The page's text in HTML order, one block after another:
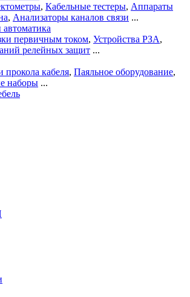
, Кабельные тестеры, Аппараты
, Анализаторы каналов связи ...
первичным током, Устройства РЗА,
релейных защит ...
прокола кабеля, Паяльное оборудование,
наборы ...